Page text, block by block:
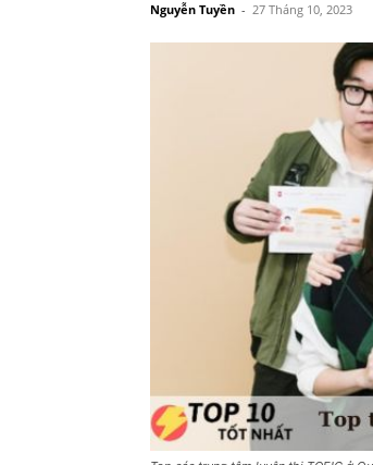
Nguyễn Tuyền - 27 Tháng 10, 2023